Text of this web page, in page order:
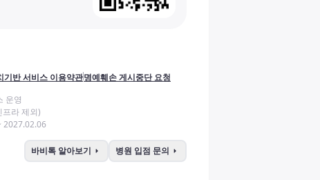
기반 서비스 이용약관명예훼손 게시중단 요청
운영
라 제외)
2027.02.06
바비톡 알아보기 arrow_right 병원 입점 문의 arrow_right